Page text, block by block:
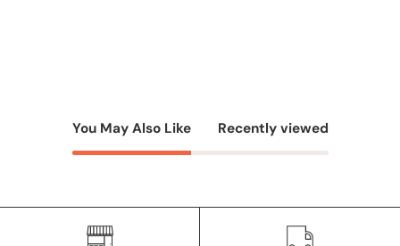
You May Also Like Recently viewed